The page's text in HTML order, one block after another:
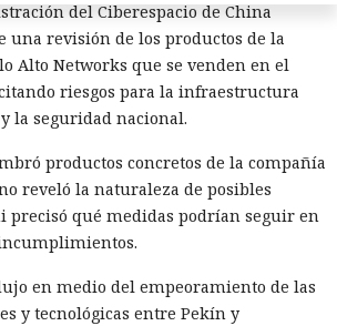
del Ciberespacio de China
una revisión de los productos de la
Alto Networks que se venden en el
riesgos para la infraestructura
la seguridad nacional.
productos concretos de la compañía
reveló la naturaleza de posibles
qué medidas podrían seguir en
en medio del empeoramiento de las
y tecnológicas entre Pekín y
hackeo a Snowflake
impune: detenido el
sentencia en
una celda.